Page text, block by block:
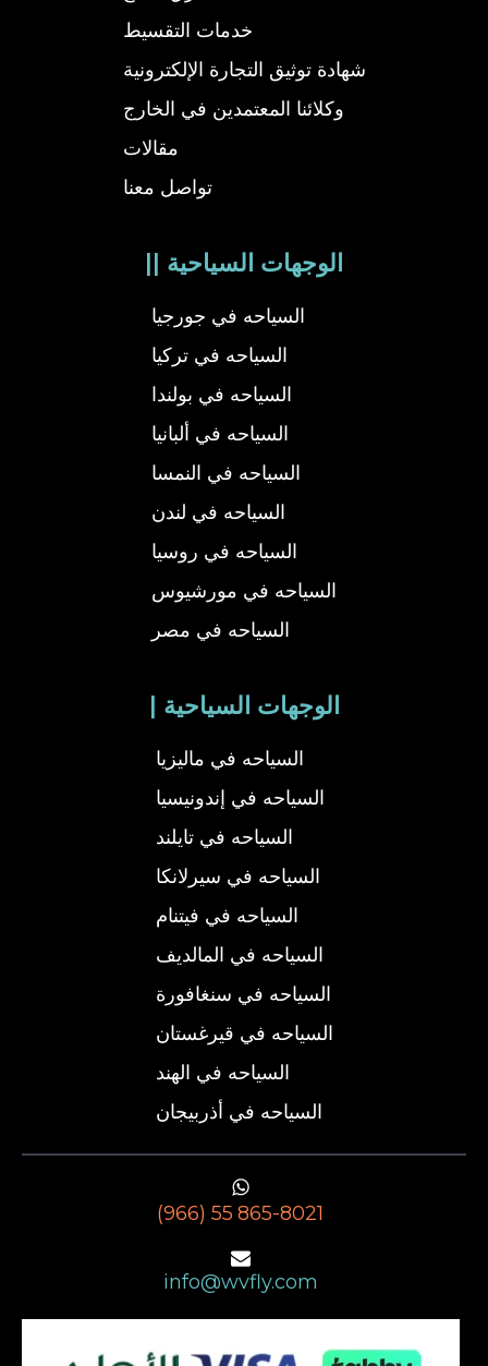
خدمات التقسيط
شهادة توثيق التجارة الإلكترونية
وكلائنا المعتمدين في الخارج
مقالات
تواصل معنا
|| الوجهات السياحية
السياحه في جورجيا
السياحه في تركيا
السياحه في بولندا
السياحه في ألبانيا
السياحه في النمسا
السياحه في لندن
السياحه في روسيا
السياحه في مورشيوس
السياحه في مصر
| الوجهات السياحية
السياحه في ماليزيا
السياحه في إندونيسيا
السياحه في تايلند
السياحه في سيرلانكا
السياحه في فيتنام
السياحه في المالديف
السياحه في سنغافورة
السياحه في قيرغستان
السياحه في الهند
السياحه في أذربيجان
(966) 55 865-8021
info@wvfly.com